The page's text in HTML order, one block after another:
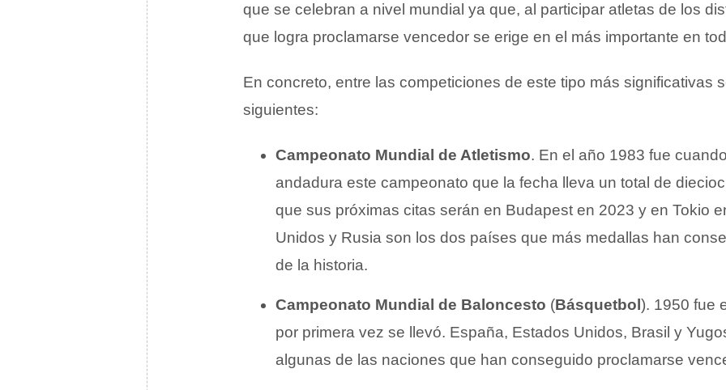
que se celebran a nivel mundial ya que, al participar atletas de los
que logra proclamarse vencedor se erige en el más importante en
En concreto, entre las competiciones de este tipo más significativas
siguientes:
Campeonato Mundial de Atletismo. En el año 1983 fue
andadura este campeonato que la fecha lleva un total de
que sus próximas citas serán en Budapest en 2023 y en Tokio
Unidos y Rusia son los dos países que más medallas han
de la historia.
Campeonato Mundial de Baloncesto (Básquetbol ). 1950 fue
por primera vez se llevó. España, Estados Unidos, Brasil y
algunas de las naciones que han conseguido proclamarse